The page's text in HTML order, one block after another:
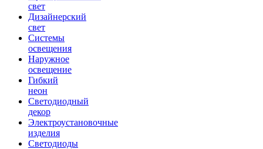
свет
Дизайнерский
свет
Системы
освещения
Наружное
освещение
Гибкий
неон
Светодиодный
декор
Электроустановочные
изделия
Светодиоды